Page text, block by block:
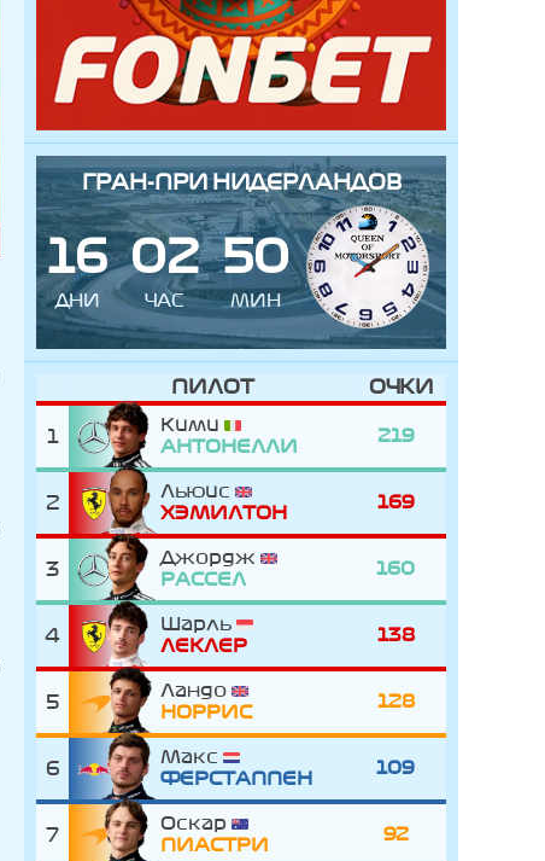
ГРАН-ПРИ НИДЕРЛАНДОВ
16
ДНИ
02
ЧАС
50
МИН
ПИЛОТ ОЧКИ
1
Кими
АНТОНЕЛЛИ
219
2
Льюис
ХЭМИЛТОН
169
3
Джордж
РАССЕЛ
160
4
Шарль
ЛЕКЛЕР
138
5
Ландо
НОРРИС
128
6
Макс
ФЕРСТАППЕН
109
7
Оскар
ПИАСТРИ
92